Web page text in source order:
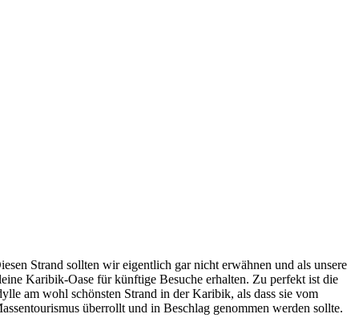
iesen Strand sollten wir eigentlich gar nicht erwähnen und als unsere
Karibik-Oase für künftige Besuche erhalten. Zu perfekt ist die
am wohl schönsten Strand in der Karibik, als dass sie vom
überrollt und in Beschlag genommen werden sollte.